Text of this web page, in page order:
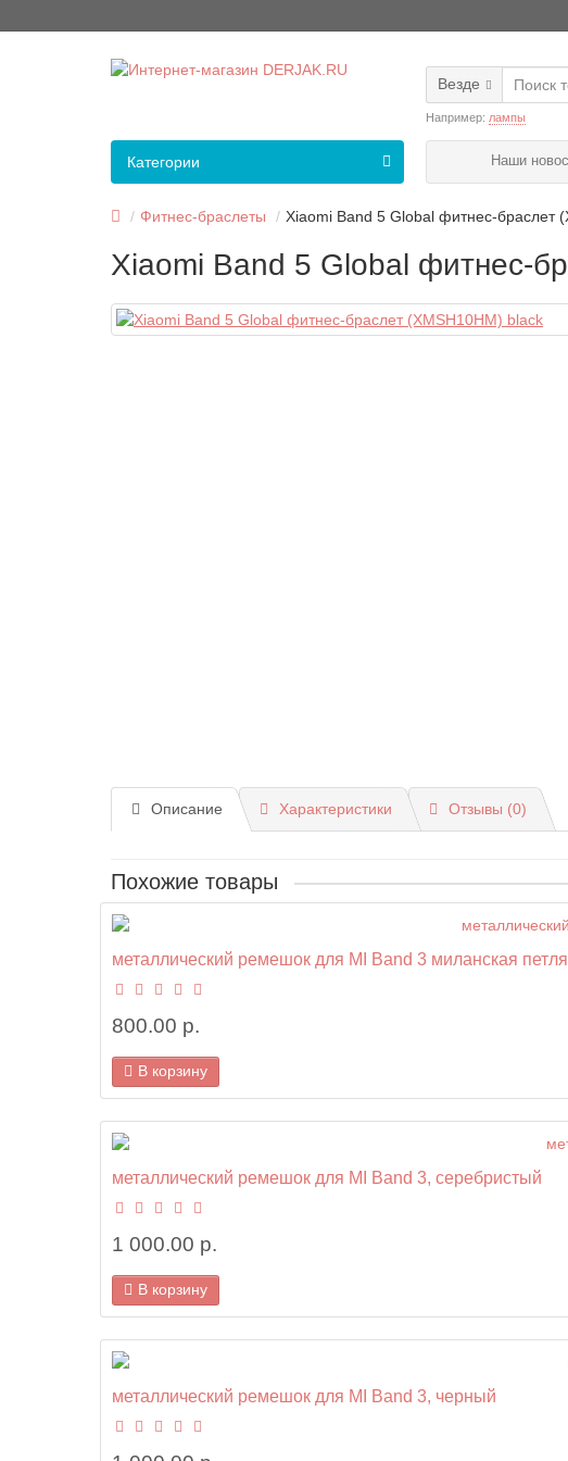
Везде
Например: лампы
Наши
Категории
Фитнес-браслеты Xiaomi Band 5 Global фитнес-браслет
Xiaomi Band 5 Global фитнес-
Описание Характеристики Отзывы (0)
Похожие товары
металлический ремешок для MI Band 3 миланская
800.00 р.
В корзину
металлический ремешок для MI Band 3, серебристый
1 000.00 р.
В корзину
металлический ремешок для MI Band 3, черный